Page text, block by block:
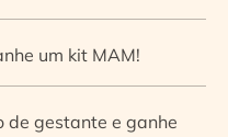
um kit MAM!
de gestante e ganhe